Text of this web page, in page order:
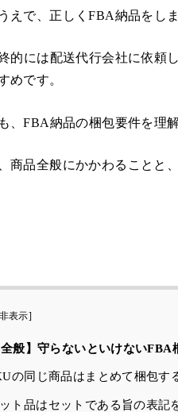
えで、正しくFBA納品をしま
的には配送代行会社に依頼
めです。
、FBA納品の梱包要件を理
商品全般にかかわることと
非表示]
全般】守らないといけないFBA
の同じ商品はまとめて梱包す
ト品はセットである旨の表記